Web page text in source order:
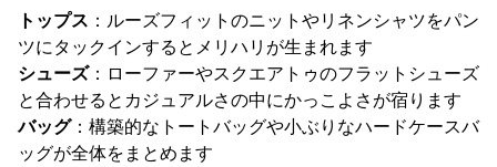
トップス ：ルーズフィットのニットやリネンシャツをパン
ツにタックインするとメリハリが生まれます
シューズ：ローファーやスクエアトゥのフラットシューズ
と合わせるとカジュアルさの中にかっこよさが宿ります
バッグ：構築的なトートバッグや小ぶりなハードケースバ
ッグが全体をまとめます